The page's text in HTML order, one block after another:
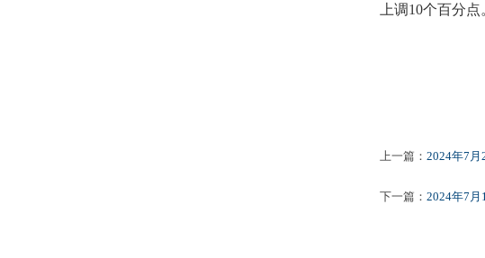
上调10个百分点
上一篇： 2024年7月
下一篇： 2024年7月